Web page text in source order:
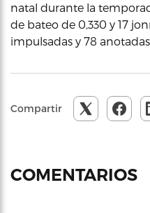
natal durante la
de bateo de 0,330 y 17
impulsadas y 78
Compartir
COMENTARIOS